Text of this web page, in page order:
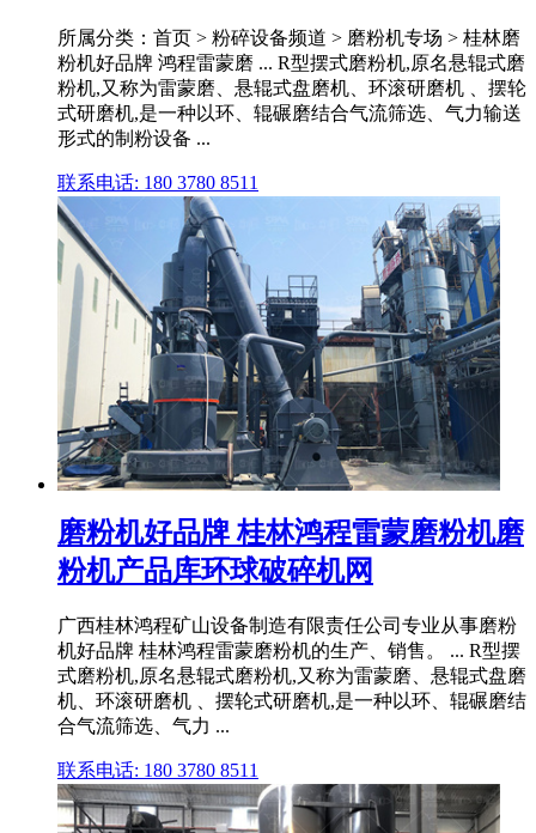
所属分类：首页 > 粉碎设备频道 > 磨粉机专场 > 桂林磨
粉机好品牌 鸿程雷蒙磨 ... R型摆式磨粉机,原名悬辊式磨
粉机,又称为雷蒙磨、悬辊式盘磨机、环滚研磨机 、摆轮
式研磨机,是一种以环、辊碾磨结合气流筛选、气力输送
形式的制粉设备 ...
联系电话: 180 3780 8511
磨粉机好品牌 桂林鸿程雷蒙磨粉机磨
粉机产品库环球破碎机网
广西桂林鸿程矿山设备制造有限责任公司专业从事磨粉
机好品牌 桂林鸿程雷蒙磨粉机的生产、销售。 ... R型摆
式磨粉机,原名悬辊式磨粉机,又称为雷蒙磨、悬辊式盘磨
机、环滚研磨机 、摆轮式研磨机,是一种以环、辊碾磨结
合气流筛选、气力 ...
联系电话: 180 3780 8511